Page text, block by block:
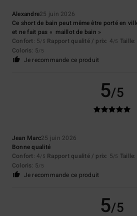
Alexandre25 juin 2026
Ce short de bain peut même être porté en
et ne fait pas « maillot de bain »
Confort: 5/5 Rapport qualité / prix: 4/5 Taille
Coloris: 5/5
Je recommande ce produit
5/5
Jean Marc25 juin 2026
Bonne qualité
Confort: 4/5 Rapport qualité / prix: 5/5 Taille
Coloris: 5/5
Je recommande ce produit
5/5